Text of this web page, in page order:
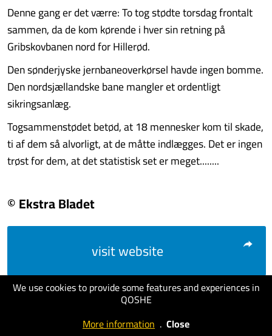
We use cookies to provide some features and experiences in
QOSHE
More information . Close
Denne gang er det værre: To tog stødte torsdag frontalt
sammen, da de kom kørende i hver sin retning på
Gribskovbanen nord for Hillerød.
Den sønderjyske jernbaneoverkørsel havde ingen bomme.
Den nordsjællandske bane mangler et ordentligt
sikringsanlæg.
Togsammenstødet betød, at 18 mennesker kom til skade,
ti af dem så alvorligt, at de måtte indlægges. Det er ingen
trøst for dem, at det statistisk set er meget........
© Ekstra Bladet
visit website